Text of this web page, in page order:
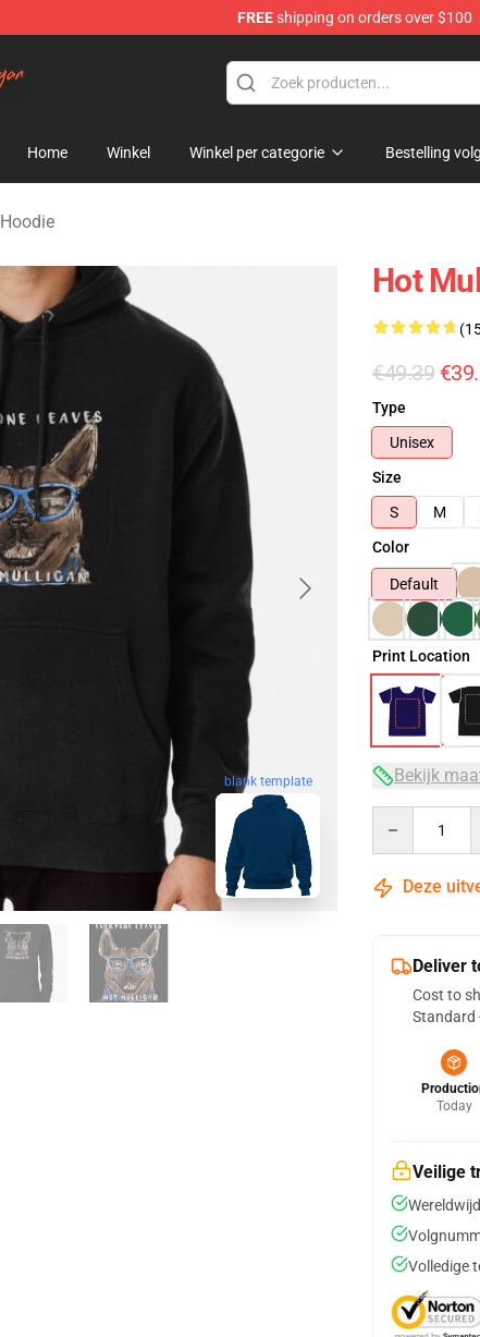
FREEshipping on orders over $100
Store
Home Winkel Winkel per categorie Bestelling
blank template
Hot
€49.39
Type
Unisex
Size
S
M
Color
Default
Print Location
Bekijk
Deze
Deliver
Cost to
Standard
Today
Veilige
Volledige